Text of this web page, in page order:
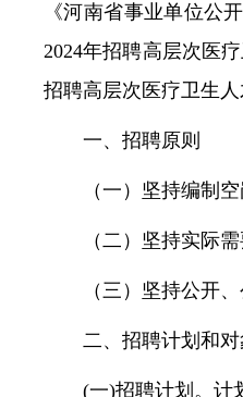
常
《河南省事业单位公
2024年招聘高层次医
招聘高层次医疗卫生
一、招聘原则
（一）坚持编制
（二）坚持实际
（三）坚持公开
二、招聘计划和对
(一)招聘计划。计